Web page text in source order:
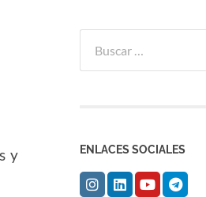
y
ENLACES SOCIALES